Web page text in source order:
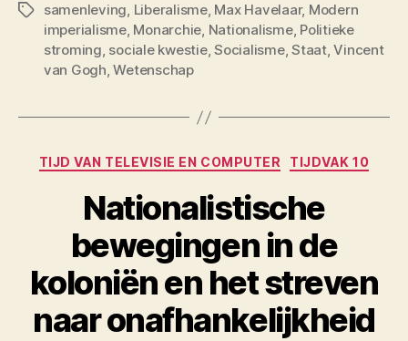
Tagssamenleving, Liberalisme, Max Havelaar, Modern
imperialisme, Monarchie, Nationalisme, Politieke
stroming, sociale kwestie,Socialisme,Staat,Vincent
van Gogh,Wetenschap
Categorieën
TIJD VAN TELEVISIE EN COMPUTER TIJDVAK 10
Nationalistische
bewegingen in de
koloniën en het streven
naar onafhankelijkheid